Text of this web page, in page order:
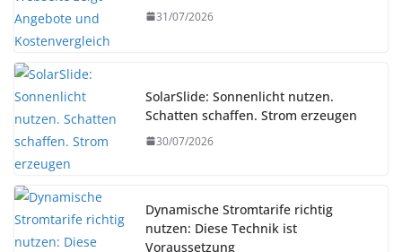
31/07/2026
SolarSlide: Sonnenlicht nutzen.
Schatten schaffen. Strom erzeugen
30/07/2026
Dynamische Stromtarife richtig
nutzen: Diese Technik ist
Voraussetzung